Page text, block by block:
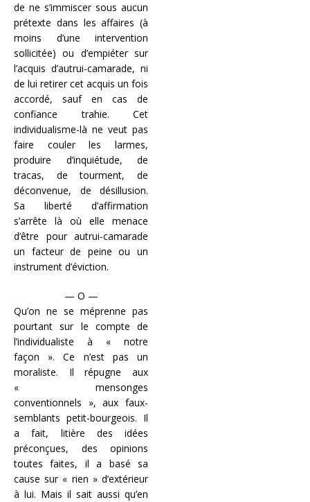
de ne s’immiscer sous aucun
prétexte dans les affaires (à
moins d’une intervention
sollicitée) ou d’empiéter sur
l’acquis d’autrui-camarade, ni
de lui retirer cet acquis un fois
accordé, sauf en cas de
confiance trahie. Cet
individualisme-là ne veut pas
faire couler les larmes,
produire d’inquiétude, de
tracas, de tourment, de
déconvenue, de désillusion.
Sa liberté d’affirmation
s’arrête là où elle menace
d’être pour autrui-camarade
un facteur de peine ou un
instrument d’éviction.
— O —
Qu’on ne se méprenne pas
pourtant sur le compte de
l’individualiste à « notre
façon ». Ce n’est pas un
moraliste. Il répugne aux
« mensonges
conventionnels », aux faux-
semblants petit-bourgeois. Il
a fait, litière des idées
préconçues, des opinions
toutes faites, il a basé sa
cause sur « rien » d’extérieur
à lui. Mais il sait aussi qu’en